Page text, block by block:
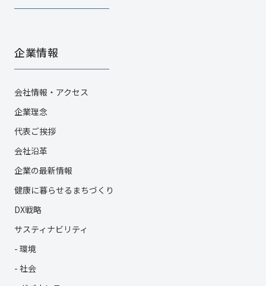
企業情報
会社情報・アクセス
企業理念
代表ご挨拶
会社沿革
企業の最新情報
健康に暮らせるまちづくり
DX戦略
サスティナビリティ
- 環境
- 社会